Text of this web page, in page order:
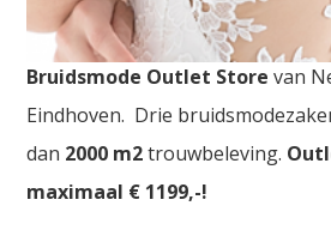
Bruidsmodezaken Arnhem. De
Bruidsmode Outlet Store van
Eindhoven. Drie
dan 2000 m2trouwbeleving.
maximaal € 1199,-!